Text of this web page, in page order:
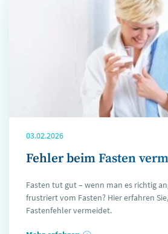
03.02.2026
Fehler beim Fasten
Fasten tut gut – wenn man es richtig
frustriert vom Fasten? Hier erfahren
Fastenfehler vermeidet.